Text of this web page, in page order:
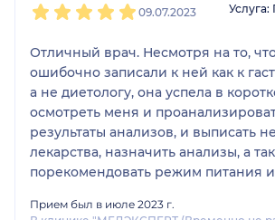
09.07.2023
Отличный врач. Несмотря на то,
ошибочно записали к ней как к
а не диетологу, она успела в
осмотреть меня и
результаты анализов, и выписать
лекарства, назначить анализы, а
порекомендовать режим питания
вниз, хотя я не чувствовала особых
Прием был в июле 2023 г.